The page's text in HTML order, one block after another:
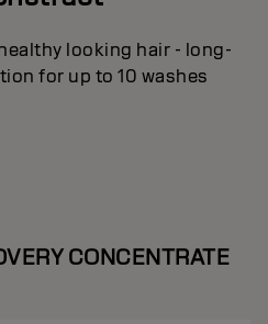
looking hair - long-
for up to 10 washes
CONCENTRATE